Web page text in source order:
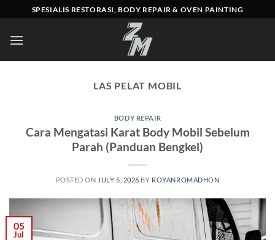
to
content
SPESIALIS RESTORASI, BODY REPAIR & OVEN PAINTING
LAS PELAT MOBIL
BODY REPAIR
Cara Mengatasi Karat Body Mobil Sebelum
Parah (Panduan Bengkel)
POSTED ON JULY 5, 2026 BY ROYANROMADHON
05
Jul